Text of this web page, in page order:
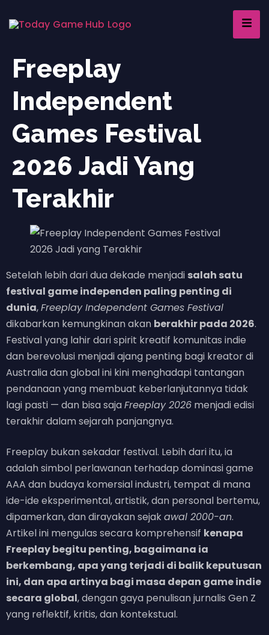
Freeplay
Independent
Games Festival
2026 Jadi Yang
Terakhir
Setelah lebih dari dua dekade menjadi salah satu
festival game independen paling penting di
dunia,Freeplay Independent Games Festival
dikabarkan kemungkinan akan berakhir pada 2026.
Festival yang lahir dari spirit kreatif komunitas indie
dan berevolusi menjadi ajang penting bagi kreator di
Australia dan global ini kini menghadapi tantangan
pendanaan yang membuat keberlanjutannya tidak
lagi pasti — dan bisa sajaFreeplay 2026 menjadi edisi
terakhir dalam sejarah panjangnya.
Freeplay bukan sekadar festival. Lebih dari itu, ia
adalah simbol perlawanan terhadap dominasi game
AAA dan budaya komersial industri, tempat di mana
ide-ide eksperimental, artistik, dan personal bertemu,
dipamerkan, dan dirayakan sejakawal 2000-an.
Artikel ini mengulas secara komprehensif kenapa
Freeplay begitu penting, bagaimana ia
berkembang, apa yang terjadi di balik keputusan
ini, dan apa artinya bagi masa depan game indie
secara global, dengan gaya penulisan jurnalis Gen Z
yang reflektif, kritis, dan kontekstual.